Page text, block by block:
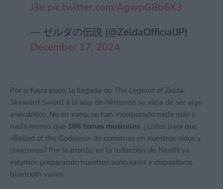
J3e pic.twitter.com/AgwpG8b6X3
— ゼルダの伝説 (@ZeldaOfficialJP)
December 17, 2024
Por si fuera poco, la llegada de The Legend of Zelda:
Skyward Sword a la app de Nintendo se aleja de ser algo
anecdótico. No en vano, se han incorporado nada más y
nada menos que 186 temas musicales. ¿Listos para que
«Ballad of the Goddess» de comienzo en nuestros oídos y
corazones? Por lo pronto, en la redacción de NextN ya
estamos preparando nuestros auriculares y dispositivos
bluetooth varios.